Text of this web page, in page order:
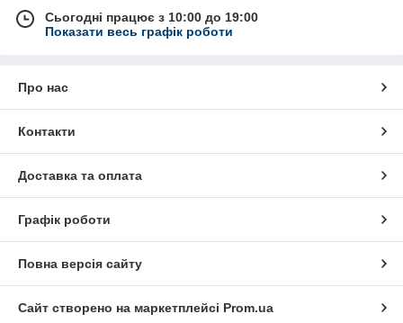
Сьогодні працює з 10:00 до 19:00
Показати весь графік роботи
Про нас
Контакти
Доставка та оплата
Графік роботи
Повна версія сайту
Сайт створено на маркетплейсі Prom.ua